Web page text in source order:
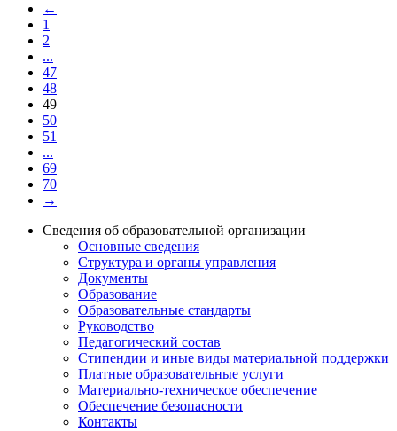
←
1
2
...
47
48
49
50
51
...
69
70
→
Сведения об образовательной организации
Основные сведения
Структура и органы управления
Документы
Образование
Образовательные стандарты
Руководство
Педагогический состав
Стипендии и иные виды материальной поддержки
Платные образовательные услуги
Материально-техническое обеспечение
Обеспечение безопасности
Контакты